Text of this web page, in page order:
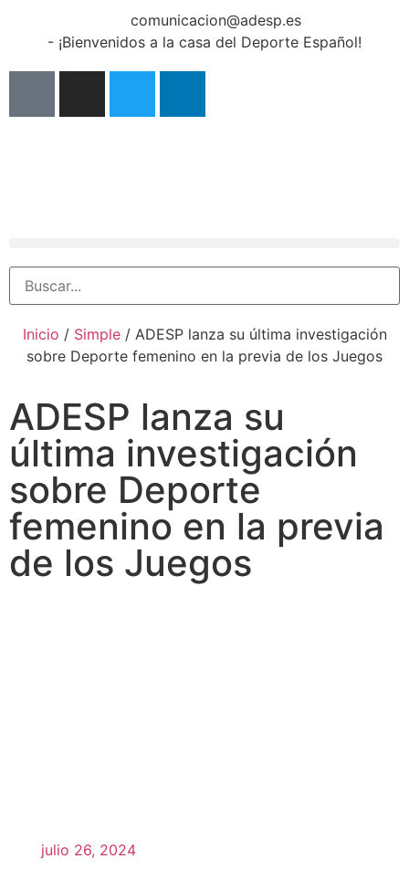
comunicacion@adesp.es
- ¡Bienvenidos a la casa del Deporte Español!
Inicio / Simple/ ADESP lanza su última investigación
sobre Deporte femenino en la previa de los Juegos
ADESP lanza su
última investigación
sobre Deporte
femenino en la previa
de los Juegos
julio 26, 2024